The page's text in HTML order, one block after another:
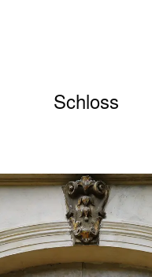
Schloss